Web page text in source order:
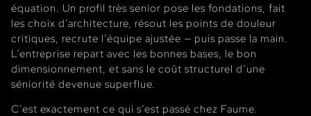
équation. Un profil très senior pose les fondations, fait
les choix d’architecture, résout les points de douleur
critiques, recrute l’équipe ajustée — puis passe la main.
L’entreprise repart avec les bonnes bases, le bon
dimensionnement, et sans le coût structurel d’une
séniorité devenue superflue.
C’est exactement ce qui s’est passé chez Faume.